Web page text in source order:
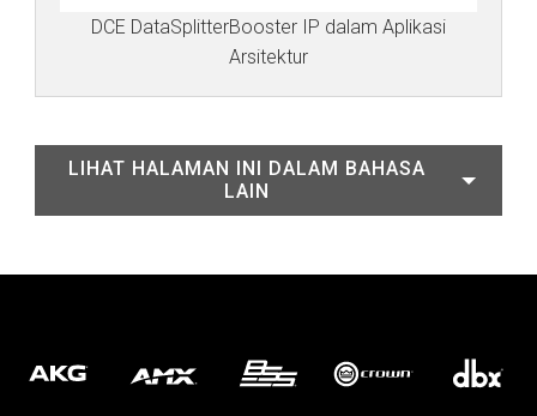
DCE DataSplitterBooster IP dalam Aplikasi
Arsitektur
LIHAT HALAMAN INI DALAM BAHASA
LAIN